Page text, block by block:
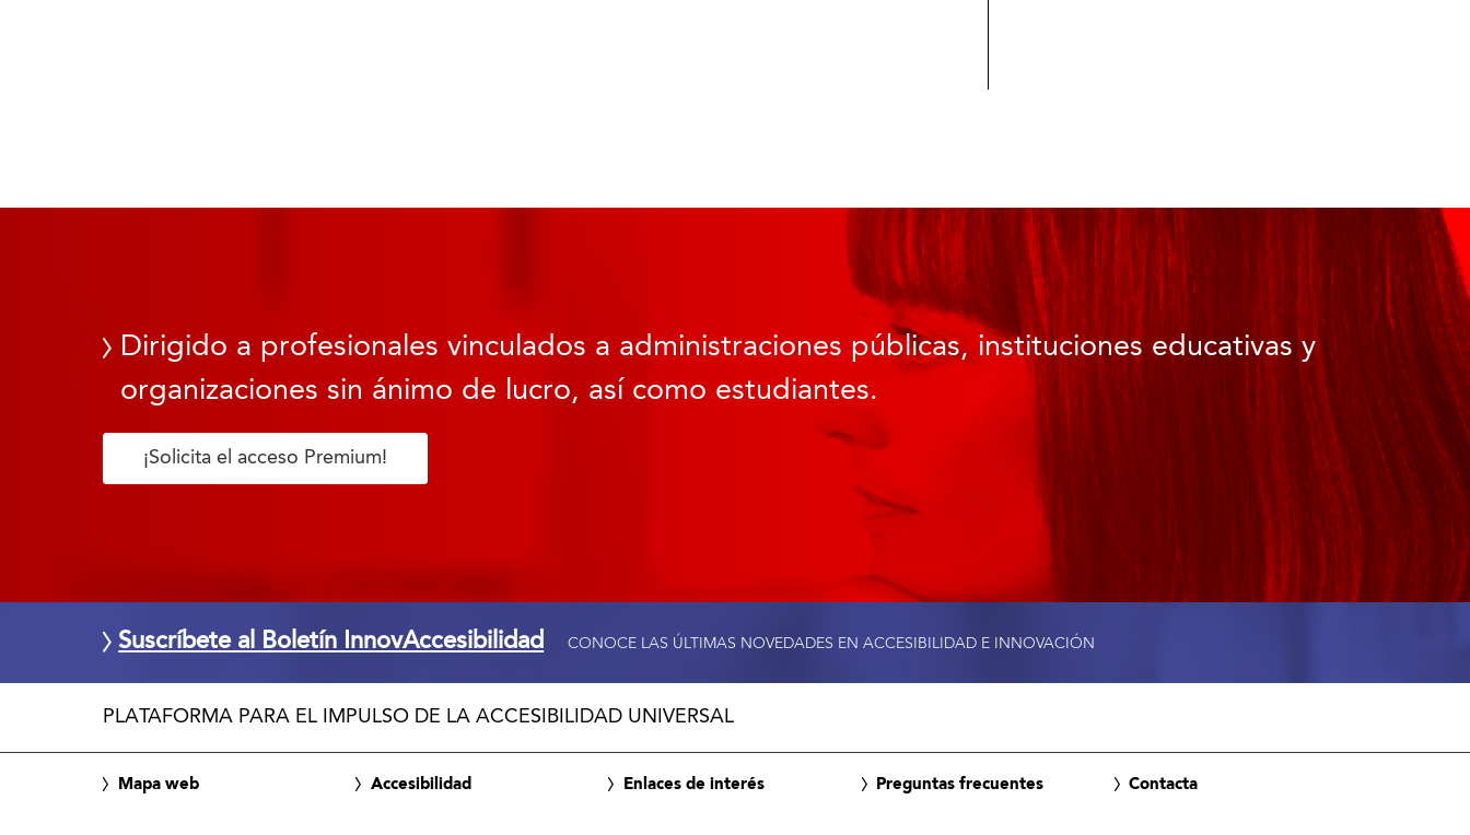
Dirigido a profesionales vinculados a administraciones públicas, instituciones educativas y
organizaciones sin ánimo de lucro, así como estudiantes.
¡Solicita el acceso Premium!
Suscríbete al Boletín InnovAccesibilidad CONOCE LAS ÚLTIMAS NOVEDADES EN ACCESIBILIDAD E INNOVACIÓN
PLATAFORMA PARA EL IMPULSO DE LA ACCESIBILIDAD UNIVERSAL
Mapa web Accesibilidad Enlaces de interés Preguntas frecuentes Contacta